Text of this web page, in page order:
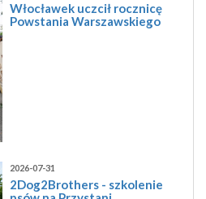
Włocławek uczcił rocznicę
Powstania Warszawskiego
2026-07-31
2Dog2Brothers - szkolenie